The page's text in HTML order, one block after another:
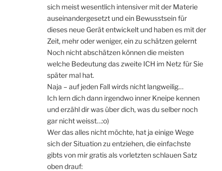
sich meist wesentlich intensiver mit der Materie
auseinandergesetzt und ein Bewusstsein für
dieses neue Gerät entwickelt und haben es mit der
Zeit, mehr oder weniger, ein zu schätzen gelernt
Noch nicht abschätzen können die meisten
welche Bedeutung das zweite ICH im Netz für Sie
später mal hat.
Naja – auf jeden Fall wirds nicht langweilig…
Ich lern dich dann irgendwo inner Kneipe kennen
und erzähl dir was über dich, was du selber noch
gar nicht weisst…:o)
Wer das alles nicht möchte, hat ja einige Wege
sich der Situation zu entziehen, die einfachste
gibts von mir gratis als vorletzten schlauen Satz
oben drauf: